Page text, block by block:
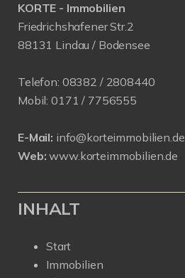
KORTE - Immobilien
Friedrichshafener Str.2
88131 Lindau / Bodensee
Telefon: 08382 / 2808440
Mobil: 0171 / 7756555
E-Mail: info@korteimmobilien.de
Web: www.korteimmobilien.de
INHALT
Start
Immobilien